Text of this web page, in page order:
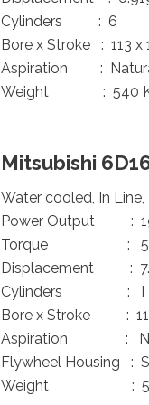
Cylinders : 6
Bore x Stroke : 113 x
Aspiration :
Weight : 540
Mitsubishi
Water cooled, In
Power Output :
Torque : 520
Displacement :
Cylinders : I -
Bore x Stroke :
Aspiration :
Flywheel Housing :
Weight :